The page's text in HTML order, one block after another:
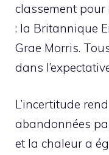
classement pour
: la Britannique
Grae Morris.
dans
L’incertitude
abandonnées
et la chaleur a